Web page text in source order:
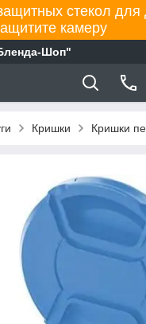
стекол для
камеру
Шоп"
Кришки Кришки